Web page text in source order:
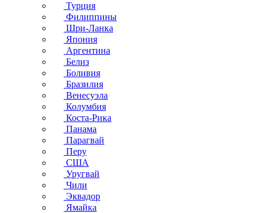
Турция
Филиппины
Шри-Ланка
Япония
Аргентина
Белиз
Боливия
Бразилия
Венесуэла
Колумбия
Коста-Рика
Панама
Парагвай
Перу
США
Уругвай
Чили
Эквадор
Ямайка